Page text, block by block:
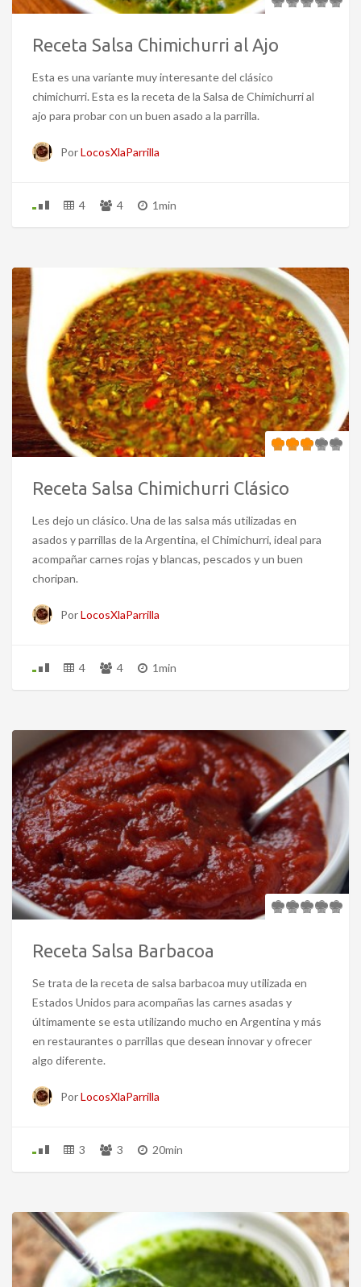
Receta Salsa Chimichurri al Ajo
Esta es una variante muy interesante del clásico
chimichurri. Esta es la receta de la Salsa de Chimichurri al
ajo para probar con un buen asado a la parrilla.
PorLocosXlaParrilla
4 4 1min
Receta Salsa Chimichurri Clásico
Les dejo un clásico. Una de las salsa más utilizadas en
asados y parrillas de la Argentina, el Chimichurri, ideal para
acompañar carnes rojas y blancas, pescados y un buen
choripan.
PorLocosXlaParrilla
4 4 1min
Receta Salsa Barbacoa
Se trata de la receta de salsa barbacoa muy utilizada en
Estados Unidos para acompañas las carnes asadas y
últimamente se esta utilizando mucho en Argentina y más
en restaurantes o parrillas que desean innovar y ofrecer
algo diferente.
PorLocosXlaParrilla
3 3 20min